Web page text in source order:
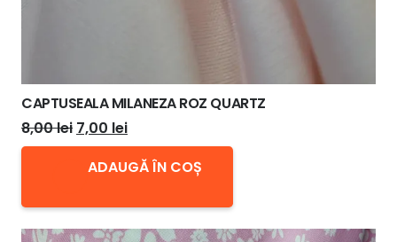
CAPTUSEALA MILANEZA ROZ QUARTZ
8,00lei Prețul
inițial
8,00 lei.
7,00 leiPrețul
curent
este:
ADAUGĂ ÎN COȘ